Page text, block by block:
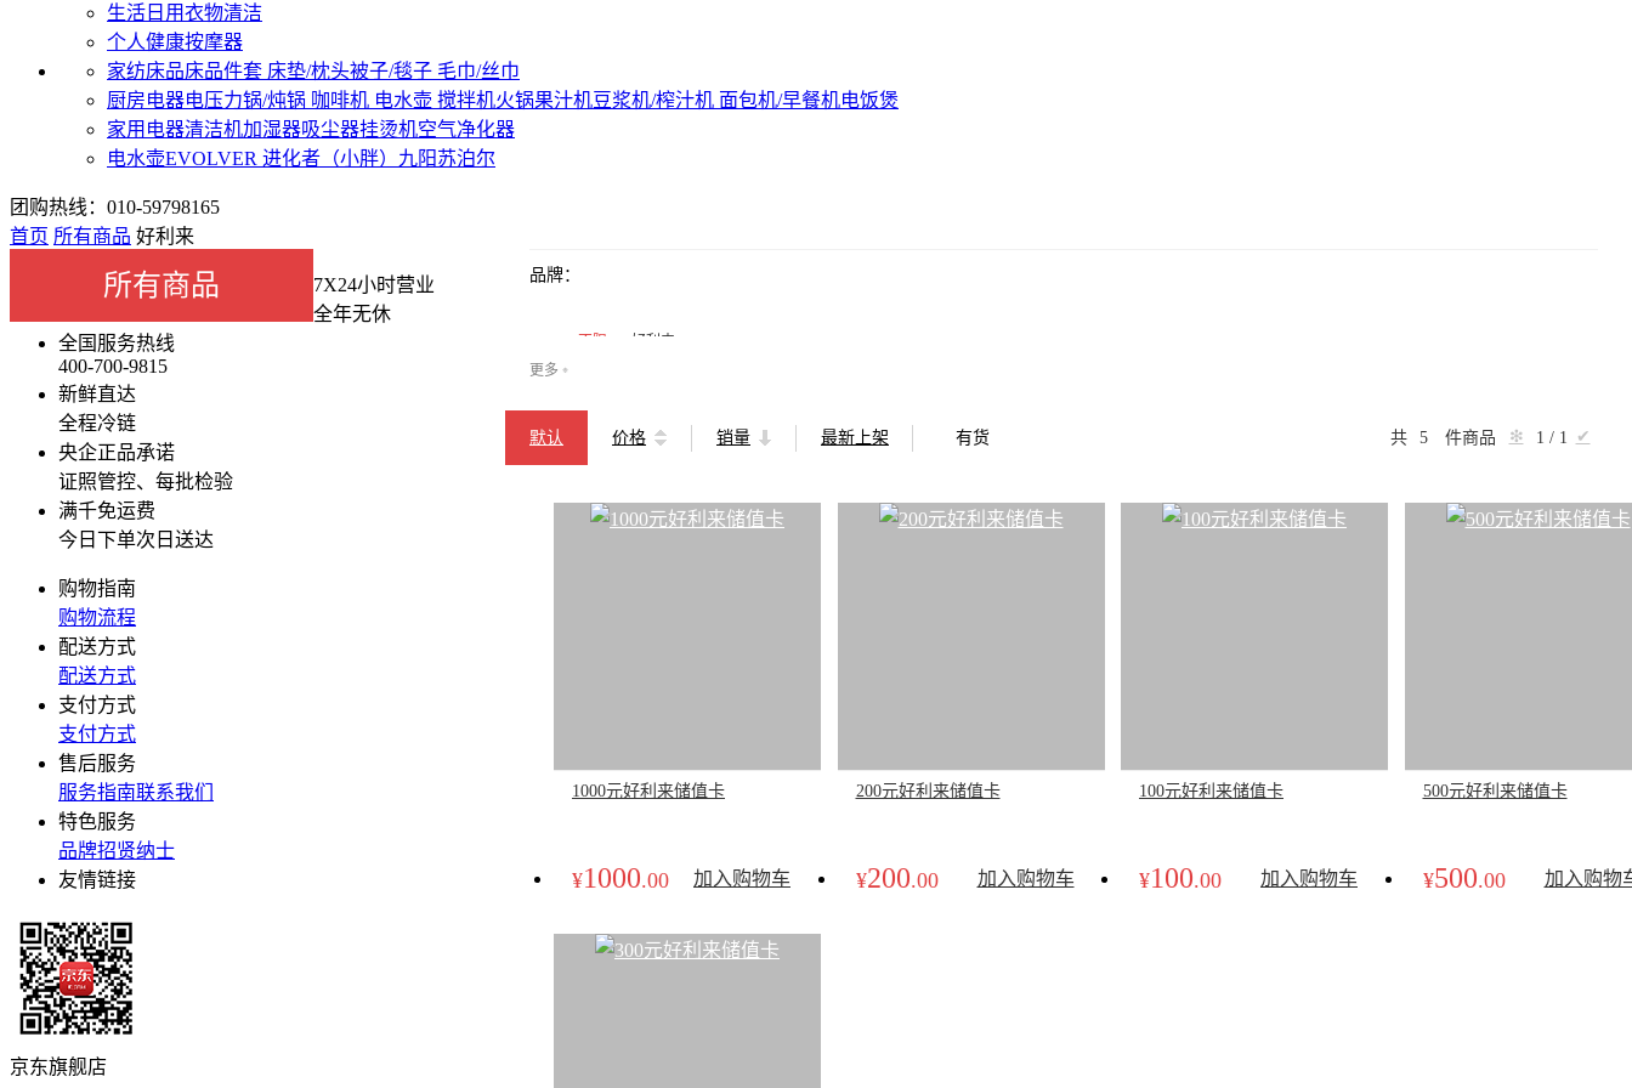
生活日用衣物清洁
个人健康按摩器
家纺床品床品件套 床垫/枕头被子/毯子 毛巾/丝巾
厨房电器电压力锅/炖锅 咖啡机 电水壶 搅拌机火锅果汁机豆浆机/榨汁机 面包机/早餐机电饭煲
家用电器清洁机加湿器吸尘器挂烫机空气净化器
电水壶EVOLVER 进化者（小胖） 九阳苏泊尔
团购热线：010-59798165
首页 所有商品 好利来
所有商品 品牌：
不限
好利来
更多
❈
默认 价格 销量 最新上架 有货 共 5 件商品 ❇ 1 / 1 ✔
1000元好利来储值卡
¥1000.00 加入购物车
200元好利来储值卡
¥200.00 加入购物车
100元好利来储值卡
¥100.00 加入购物车
500元好利来储值卡
¥500.00 加入购物
7X24小时营业
全年无休
全国服务热线
400-700-9815
新鲜直达
全程冷链
央企正品承诺
证照管控、每批检验
满千免运费
今日下单次日送达
购物指南
购物流程
配送方式
配送方式
支付方式
支付方式
售后服务
服务指南联系我们
特色服务
品牌招贤纳士
友情链接
京东旗舰店